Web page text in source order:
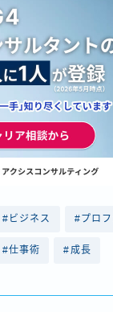
#ビジネス #プロ
#仕事術 #成長